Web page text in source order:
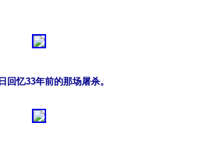
回忆33年前的那场屠杀。